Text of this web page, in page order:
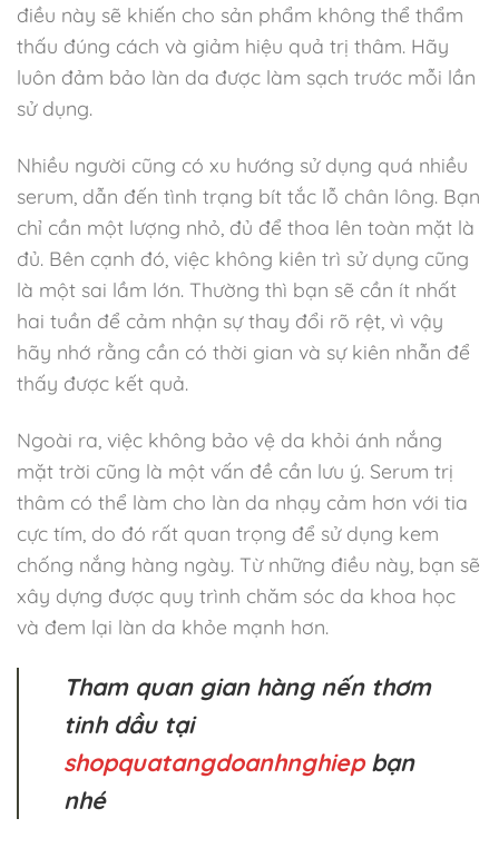
điều này sẽ khiến cho sản phẩm không thể thẩm
thấu đúng cách và giảm hiệu quả trị thâm. Hãy
luôn đảm bảo làn da được làm sạch trước mỗi lần
sử dụng.
Nhiều người cũng có xu hướng sử dụng quá nhiều
serum, dẫn đến tình trạng bít tắc lỗ chân lông. Bạn
chỉ cần một lượng nhỏ, đủ để thoa lên toàn mặt là
đủ. Bên cạnh đó, việc không kiên trì sử dụng cũng
là một sai lầm lớn. Thường thì bạn sẽ cần ít nhất
hai tuần để cảm nhận sự thay đổi rõ rệt, vì vậy
hãy nhớ rằng cần có thời gian và sự kiên nhẫn để
thấy được kết quả.
Ngoài ra, việc không bảo vệ da khỏi ánh nắng
mặt trời cũng là một vấn đề cần lưu ý. Serum trị
thâm có thể làm cho làn da nhạy cảm hơn với tia
cực tím, do đó rất quan trọng để sử dụng kem
chống nắng hàng ngày. Từ những điều này, bạn sẽ
xây dựng được quy trình chăm sóc da khoa học
và đem lại làn da khỏe mạnh hơn.
Tham quan gian hàng nến thơm
tinh dầu tại
shopquatangdoanhnghiepbạn
nhé